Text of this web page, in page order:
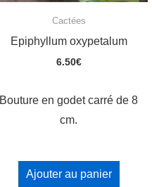
Cactées
Epiphyllum oxypetalum
6.50€
Bouture en godet carré de 8
cm.
Ajouter au panier